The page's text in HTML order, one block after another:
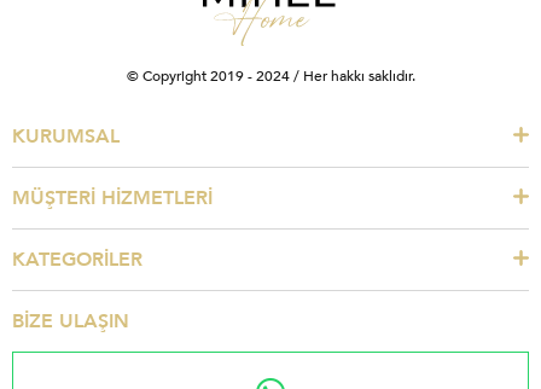
© Copyright 2019 - 2024 / Her hakkı saklıdır.
KURUMSAL
MÜŞTERİ HİZMETLERİ
KATEGORİLER
BİZE ULAŞIN